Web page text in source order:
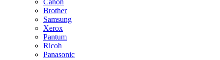
Canon
Brother
Samsung
Xerox
Pantum
Ricoh
Panasonic